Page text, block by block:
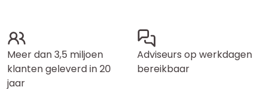
Meer dan 3,5 miljoen
klanten geleverd in 20
jaar
Adviseurs op werkdagen
bereikbaar